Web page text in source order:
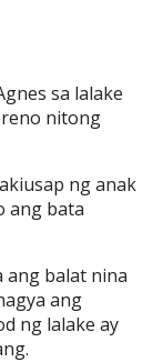
sa lalake
nitong
ng anak
ang bata
ang balat nina
ang
ng lalake ay